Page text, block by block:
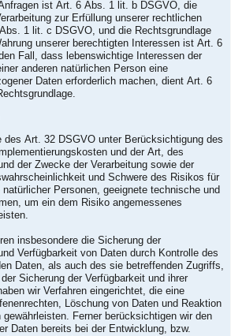
ist Art. 6 Abs. 1 lit. b DSGVO, die
zur Erfüllung unserer rechtlichen
1 lit. c DSGVO, und die Rechtsgrundlage
unserer berechtigten Interessen ist Art. 6
Fall, dass lebenswichtige Interessen der
anderen natürlichen Person eine
Daten erforderlich machen, dient Art. 6
des Art. 32 DSGVO unter Berücksichtigung des
und der Art, des
der Zwecke der Verarbeitung sowie der
und Schwere des Risikos für
Personen, geeignete technische und
um ein dem Risiko angemessenes
insbesondere die Sicherung der
Verfügbarkeit von Daten durch Kontrolle des
Daten, als auch des sie betreffenden Zugriffs,
Sicherung der Verfügbarkeit und ihrer
wir Verfahren eingerichtet, die eine
Löschung von Daten und Reaktion
Ferner berücksichtigen wir den
Daten bereits bei der Entwicklung, bzw.